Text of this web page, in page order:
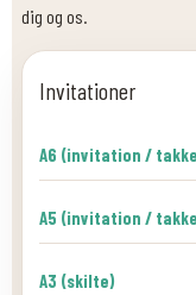
dig og os.
Invitationer
A6 (invitation /
A5 (invitation /
A3 (skilte)